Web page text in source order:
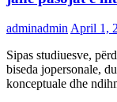
adminadmin April 1,
Sipas studiuesve,
biseda jopersonale,
konceptuale dhe